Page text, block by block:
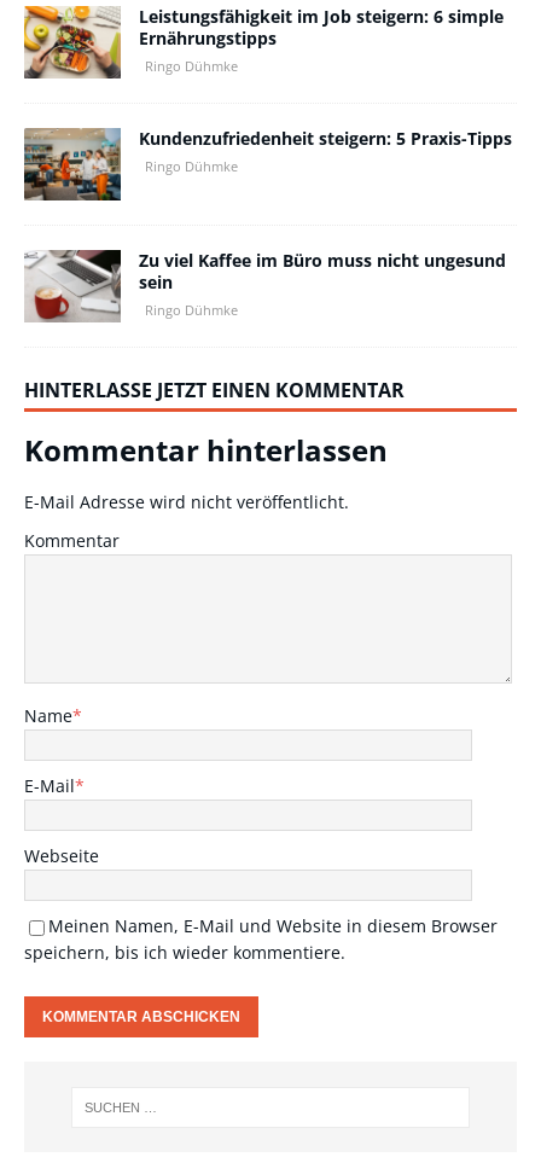
Leistungsfähigkeit im Job steigern: 6 simple
Ernährungstipps
Ringo Dühmke
Kundenzufriedenheit steigern: 5 Praxis-Tipps
Ringo Dühmke
Zu viel Kaffee im Büro muss nicht ungesund
sein
Ringo Dühmke
HINTERLASSE JETZT EINEN KOMMENTAR
Kommentar hinterlassen
E-Mail Adresse wird nicht veröffentlicht.
Kommentar
Name*
E-Mail*
Webseite
Meinen Namen, E-Mail und Website in diesem Browser
speichern, bis ich wieder kommentiere.